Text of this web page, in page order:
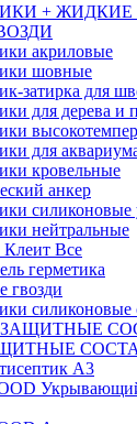
акриловые
шовные
затирка для
для дерева и
для
кровельные
анкер
силиконовые
нейтральные
Все
герметика
гвозди
силиконовые
А3